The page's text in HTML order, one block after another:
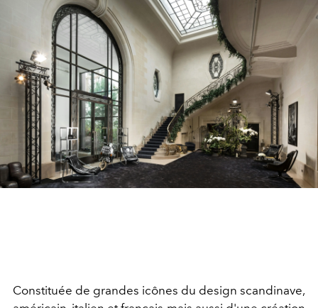
Constituée de grandes icônes du design scandinave,